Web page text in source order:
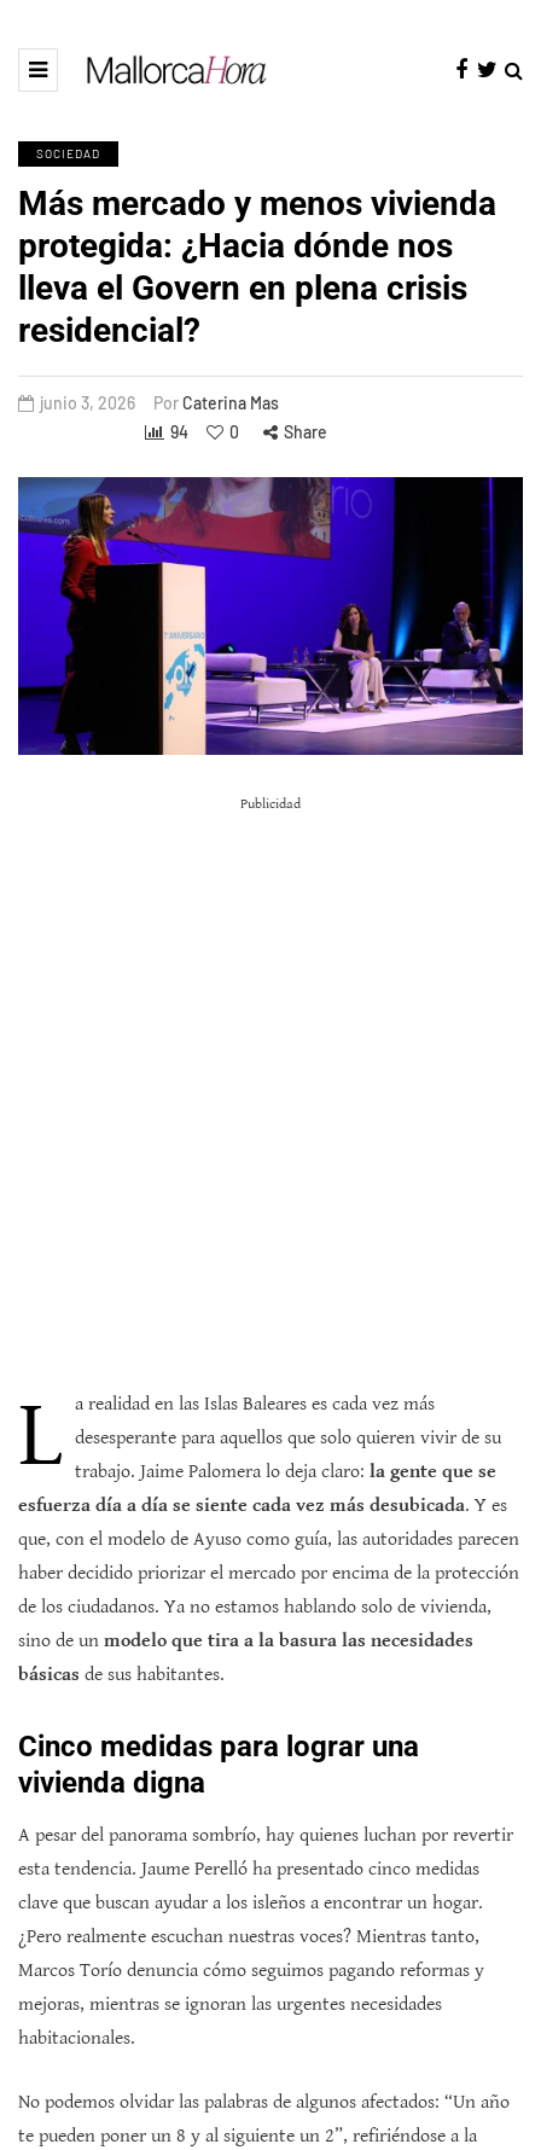
SOCIEDAD
Más mercado y menos vivienda
protegida: ¿Hacia dónde nos
lleva el Govern en plena crisis
residencial?
junio 3, 2026 PorCaterina Mas
94
0 Share
Publicidad
L a realidad en las Islas Baleares es cada vez más
desesperante para aquellos que solo quieren vivir de su
trabajo. Jaime Palomera lo deja claro: la gente que se
esfuerza día a día se siente cada vez más desubicada. Y es
que, con el modelo de Ayuso como guía, las autoridades parecen
haber decidido priorizar el mercado por encima de la protección
de los ciudadanos. Ya no estamos hablando solo de vivienda,
sino de un modelo que tira a la basura las necesidades
básicas de sus habitantes.
Cinco medidas para lograr una
vivienda digna
A pesar del panorama sombrío, hay quienes luchan por revertir
esta tendencia. Jaume Perelló ha presentado cinco medidas
clave que buscan ayudar a los isleños a encontrar un hogar.
¿Pero realmente escuchan nuestras voces? Mientras tanto,
Marcos Torío denuncia cómo seguimos pagando reformas y
mejoras, mientras se ignoran las urgentes necesidades
habitacionales.
No podemos olvidar las palabras de algunos afectados: “Un año
te pueden poner un 8 y al siguiente un 2”, refiriéndose a la